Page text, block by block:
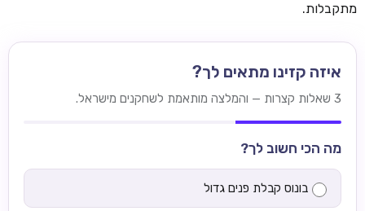
מתקבלות.
איזה קזינו מתאים לך?
3 שאלות קצרות — והמלצה מותאמת לשחקנים מישראל.
מה הכי חשוב לך?
בונוס קבלת פנים גדול